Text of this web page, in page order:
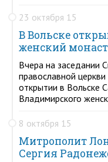
23 октября 15
В Вольске
женский
Вчера на заседании
православной
открытии в Вольске
Владимирского
8 октября 15
Митрополит
Сергия